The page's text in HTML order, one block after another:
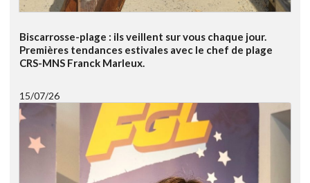
Biscarrosse-plage : ils veillent sur vous chaque jour.
Premières tendances estivales avec le chef de plage
CRS-MNS Franck Marleux.
15/07/26